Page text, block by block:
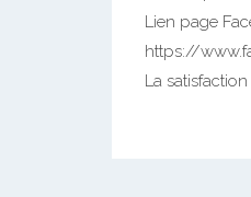
Lien page
https://
La